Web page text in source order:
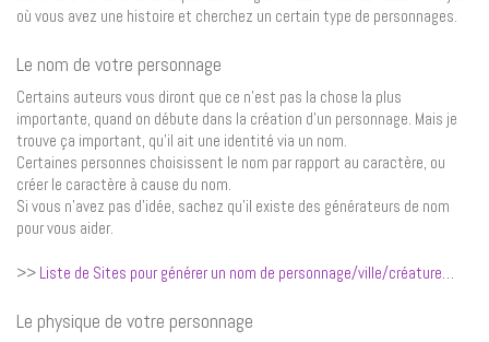
où vous avez une histoire et cherchez un certain type de personnages.
Le nom de votre personnage
Certains auteurs vous diront que ce n’est pas la chose la plus
importante, quand on débute dans la création d’un personnage. Mais je
trouve ça important, qu’il ait une identité via un nom.
Certaines personnes choisissent le nom par rapport au caractère, ou
créer le caractère à cause du nom.
Si vous n’avez pas d’idée, sachez qu’il existe des générateurs de nom
pour vous aider.
>> Liste de Sites pour générer un nom de personnage/ville/créature…
Le physique de votre personnage